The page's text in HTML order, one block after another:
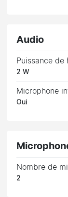
Audio
Puissance de
2 W
Microphone
Oui
Nombre de
2